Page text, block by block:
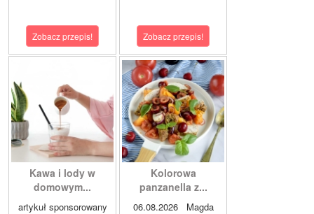
Zobacz przepis! Zobacz przepis!
Kawa i lody w
domowym...
artykuł sponsorowany
Kolorowa
panzanella z...
06.08.2026 Magda